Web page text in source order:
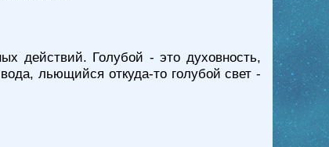
действий. Голубой - это духовность,
льющийся откуда-то голубой свет -